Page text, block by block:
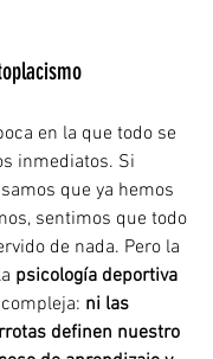
en la que todo se
inmediatos. Si
que ya hemos
sentimos que todo
de nada. Pero la
psicología deportiva
ni las
definen nuestro